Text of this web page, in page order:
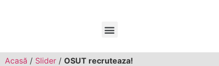
Acasă / Slider / OSUT recruteaza!